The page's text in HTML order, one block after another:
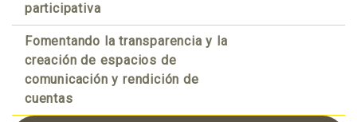
participativa
Fomentando la transparencia y la
creación de espacios de
comunicación y rendición de
cuentas